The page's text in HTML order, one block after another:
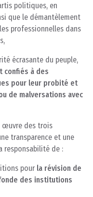
politiques, en
que le démantèlement
professionnelles dans
écrasante du peuple,
confiés à des
pour leur probité et
de malversations avec
œuvre des trois
transparence et une
responsabilité de :
pour la révision de
des institutions